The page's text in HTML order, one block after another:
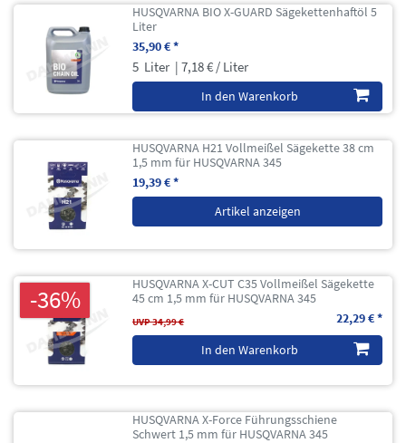
HUSQVARNA BIO X-GUARD Sägekettenhaftöl 5
Liter
35,90 € *
5 Liter | 7,18 € / Liter
In den Warenkorb
HUSQVARNA H21 Vollmeißel Sägekette 38 cm
1,5 mm für HUSQVARNA 345
19,39 € *
Artikel anzeigen
-36%
HUSQVARNA X-CUT C35 Vollmeißel Sägekette
45 cm 1,5 mm für HUSQVARNA 345
UVP 34,99 €
22,29 € *
In den Warenkorb
HUSQVARNA X-Force Führungsschiene
Schwert 1,5 mm für HUSQVARNA 345